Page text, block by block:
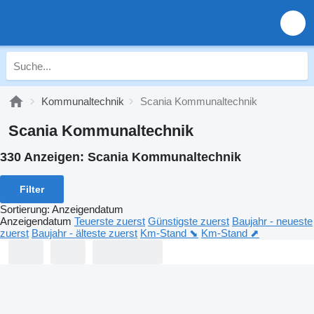
Kommunaltechnik Scania Kommunaltechnik
Scania Kommunaltechnik
330 Anzeigen: Scania Kommunaltechnik
Filter
Sortierung: Anzeigendatum
Anzeigendatum Teuerste zuerst Günstigste zuerst Baujahr - neueste
zuerst Baujahr - älteste zuerst Km-Stand ⬊ Km-Stand ⬈